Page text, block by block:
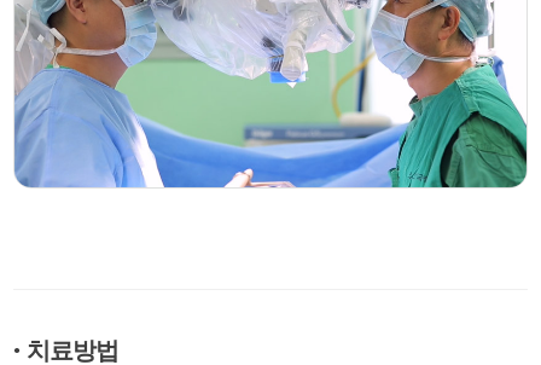
● 치료방법